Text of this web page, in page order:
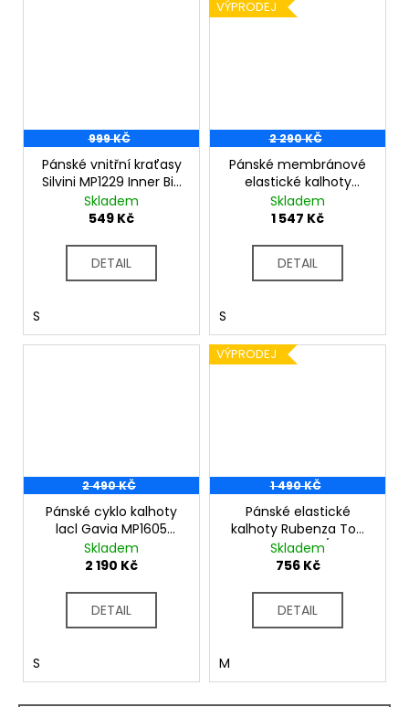
999 KČ
Pánské vnitřní kraťasy
Silvini MP1229 Inner Bib
black
Skladem
549 Kč
DETAIL
S
VÝPRODEJ
2 290 KČ
Pánské membránové
elastické kalhoty
Movenza MP1706
black-lime
Skladem
1 547 Kč
DETAIL
S
2 490 KČ
Pánské cyklo kalhoty
lacl Gavia MP1605
black
Skladem
2 190 Kč
DETAIL
S
VÝPRODEJ
1 490 KČ
Pánské elastické
kalhoty Rubenza Top
MP1317 black/red
Skladem
756 Kč
DETAIL
M